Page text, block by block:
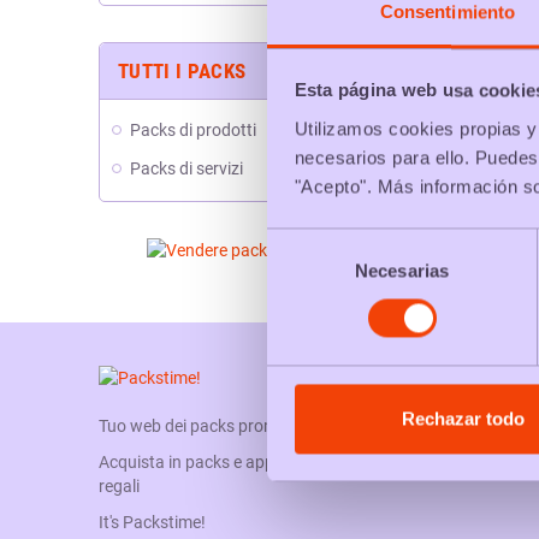
Consentimiento
Esta página web usa
Utilizamos cookies propias
necesarios para ello.
"Acepto". Más información
Selección
consentimiento
Necesarias
Rechazar todo
TUTTI I PACKS
Packs di prodotti
Packs di servizi
Tuo web dei packs promozionali
Acquista in packs e approfitta dei loro vantaggi, sconti o
regali
It's Packstime!